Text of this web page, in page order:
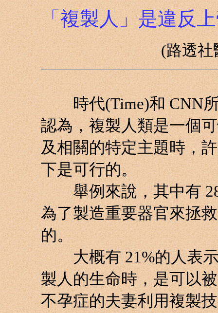
「複製人」是違反
(路透社
時代(Time)和 CNN所
認為，複製人類是一個
及相關的特定主題時，
下是可行的。
舉例來說，其中有
為了製造重要器官來拯
的。
大概有 21%的人表示
製人的生命時，是可以
不孕症的夫妻利用複製